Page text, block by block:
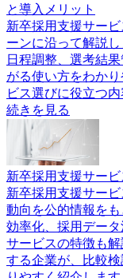
と導入メリット
新卒採用支援サー
ーンに沿って解説
日程調整、選考結
がる使い方をわか
ビス選びに役立つ内
続きを見る
新卒採用支援サー
新卒採用支援サー
動向を公的情報を
効率化、採用デー
サービスの特徴も
する企業が、比較